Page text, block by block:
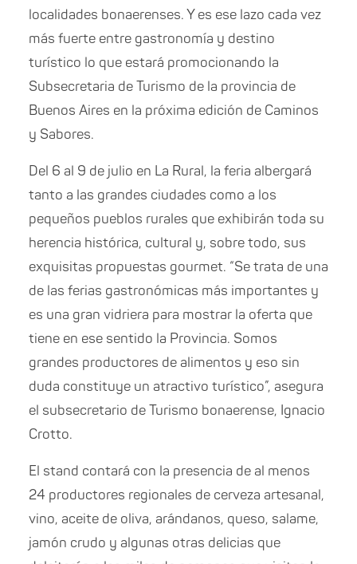
localidades bonaerenses. Y es ese lazo cada vez
más fuerte entre gastronomía y destino
turístico lo que estará promocionando la
Subsecretaria de Turismo de la provincia de
Buenos Aires en la próxima edición de Caminos
y Sabores.
Del 6 al 9 de julio en La Rural, la feria albergará
tanto a las grandes ciudades como a los
pequeños pueblos rurales que exhibirán toda su
herencia histórica, cultural y, sobre todo, sus
exquisitas propuestas gourmet. “Se trata de una
de las ferias gastronómicas más importantes y
es una gran vidriera para mostrar la oferta que
tiene en ese sentido la Provincia. Somos
grandes productores de alimentos y eso sin
duda constituye un atractivo turístico”, asegura
el subsecretario de Turismo bonaerense, Ignacio
Crotto.
El stand contará con la presencia de al menos
24 productores regionales de cerveza artesanal,
vino, aceite de oliva, arándanos, queso, salame,
jamón crudo y algunas otras delicias que